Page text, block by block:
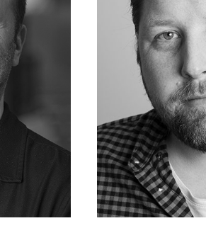
Find me
Download